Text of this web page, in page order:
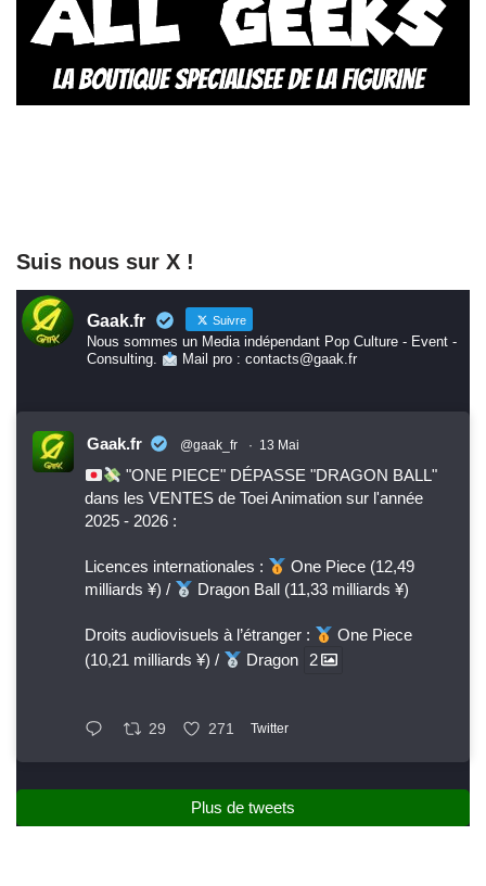
Suis nous sur X !
Gaak.fr Suivre
Nous sommes un Media indépendant Pop Culture - Event -
Consulting.
Mail pro : contacts@gaak.fr
Gaak.fr @gaak_fr · 13 Mai
"ONE PIECE" DÉPASSE "DRAGON BALL"
dans les VENTES de Toei Animation sur l'année
2025 - 2026 :
Licences internationales :
One Piece (12,49
milliards ¥) /
Dragon Ball (11,33 milliards ¥)
Droits audiovisuels à l’étranger :
One Piece
(10,21 milliards ¥) /
Dragon 2
29 271 Twitter
Plus de tweets